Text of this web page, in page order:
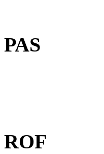
PAS
ROF